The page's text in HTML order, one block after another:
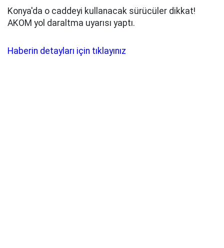
Konya'da o caddeyi kullanacak sürücüler dikkat!
AKOM yol daraltma uyarısı yaptı.
Haberin detayları için tıklayınız